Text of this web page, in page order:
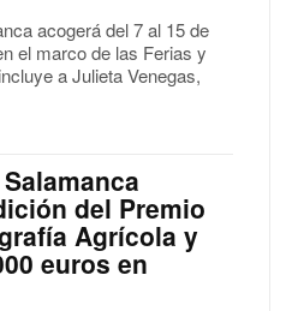
acogerá del 7 al 15 de
el marco de las Ferias y
a Julieta Venegas,
del Premio
Agrícola y
euros en